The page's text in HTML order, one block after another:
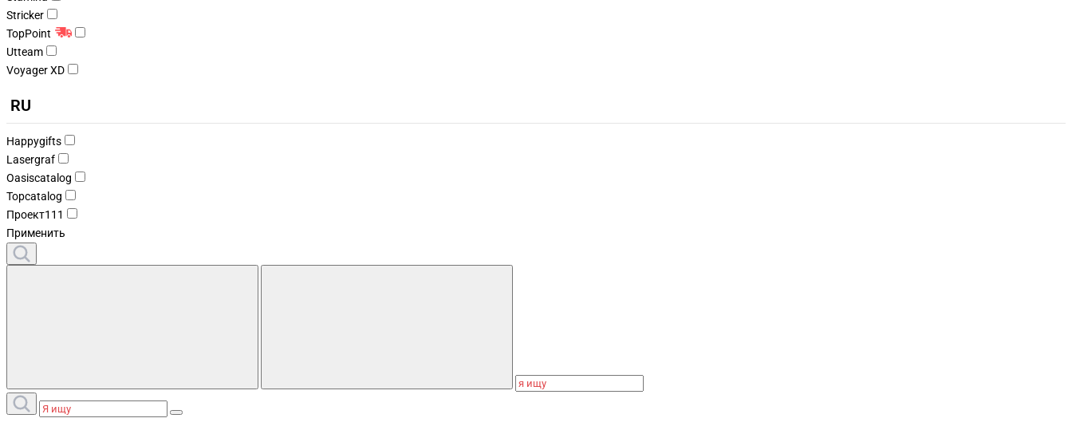
Stricker
TopPoint
Utteam
Voyager XD
RU
Happygifts
Lasergraf
Oasiscatalog
Topcatalog
Проект111
Применить